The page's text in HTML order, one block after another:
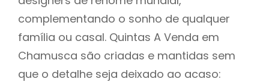
complementando o sonho de qualquer
família ou casal. Quintas A Venda em
Chamusca são criadas e mantidas sem
que o detalhe seja deixado ao acaso: